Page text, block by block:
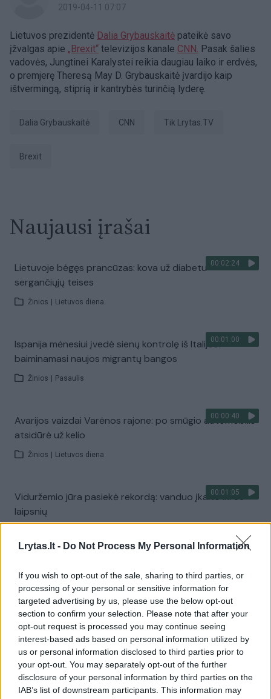
Lrytas.lt - Do Not Process My Personal Information
If you wish to opt-out of the sale, sharing to third parties, or
processing of your personal or sensitive information for
targeted advertising by us, please use the below opt-out
section to confirm your selection. Please note that after your
opt-out request is processed you may continue seeing
interest-based ads based on personal information utilized by
us or personal information disclosed to third parties prior to
your opt-out. You may separately opt-out of the further
disclosure of your personal information by third parties on the
IAB’s list of downstream participants. This information may
2019-04-11 07:07
Lietuvos prezidentė Dalia Grybauskaitė pateikė savo
įžvalgas apie „Brexit“ televizijos kanale CNN. Pasak šalies
vadovės, Jungtinei Karalystei reikia daugiau laiko ir erdvės,
o premjerę Theresą May D. Grybauskaitė įvardijo kaip
ištvermingą, stiprią ir kantrybės turinčią lyderę.
Dalia Grybauskaitė CNN tik Lrytas.TV
Brexit
Naujausi įrašai
00:02:24
Lietuvoje bėgęs prancūzas: kova už diabetu
sergančiųjų teises
Žinios Lietuvos diena
00:01:00
Ispanija mėnesiui įvedė sienų kontrolę iš Italijos:
baiminamasi naujos migrantų bangos
Žinios Pasaulis
00:00:40
Avarijos vaizdai Varėnos rajone: po smūgio automobilis
atsidūrė už kelio
Žinios Lietuvos diena
00:01:05
Viduržemio jūra pasiekė rekordą: vanduo įkaito iki 33
laipsnių
Visi įrašai
Žiūrimiausi įrašai
00:00:30
Vaizdai iš tragiškos avarijos Vilniaus r.: dviejų moterų ir
vaiko gyvybių išgelbėti nepavyko